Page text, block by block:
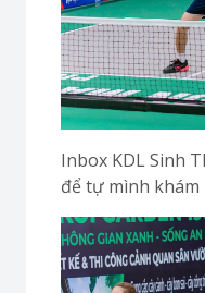
Inbox KDL Sinh
để tự mình khám